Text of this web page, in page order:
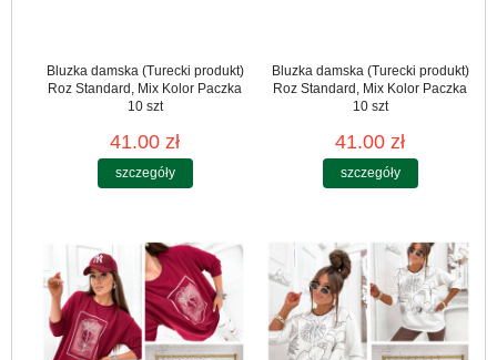
Bluzka damska (Turecki produkt)
Roz Standard, Mix Kolor Paczka
10 szt
41.00 zł
szczegóły
Bluzka damska (Turecki produkt)
Roz Standard, Mix Kolor Paczka
10 szt
41.00 zł
szczegóły